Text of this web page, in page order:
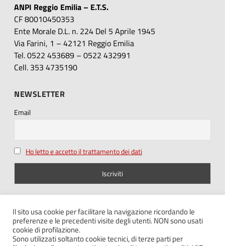
ANPI Reggio Emilia – E.T.S.
CF 80010450353
Ente Morale D.L. n. 224 Del 5 Aprile 1945
Via Farini, 1 – 42121 Reggio Emilia
Tel. 0522 453689 – 0522 432991
Cell. 353 4735190
NEWSLETTER
Email
Ho letto e accetto il trattamento dei dati
SEGUICI SU
Il sito usa cookie per facilitare la navigazione ricordando le
preferenze e le precedenti visite degli utenti. NON sono usati
cookie di profilazione.
Sono utilizzati soltanto cookie tecnici, di terze parti per